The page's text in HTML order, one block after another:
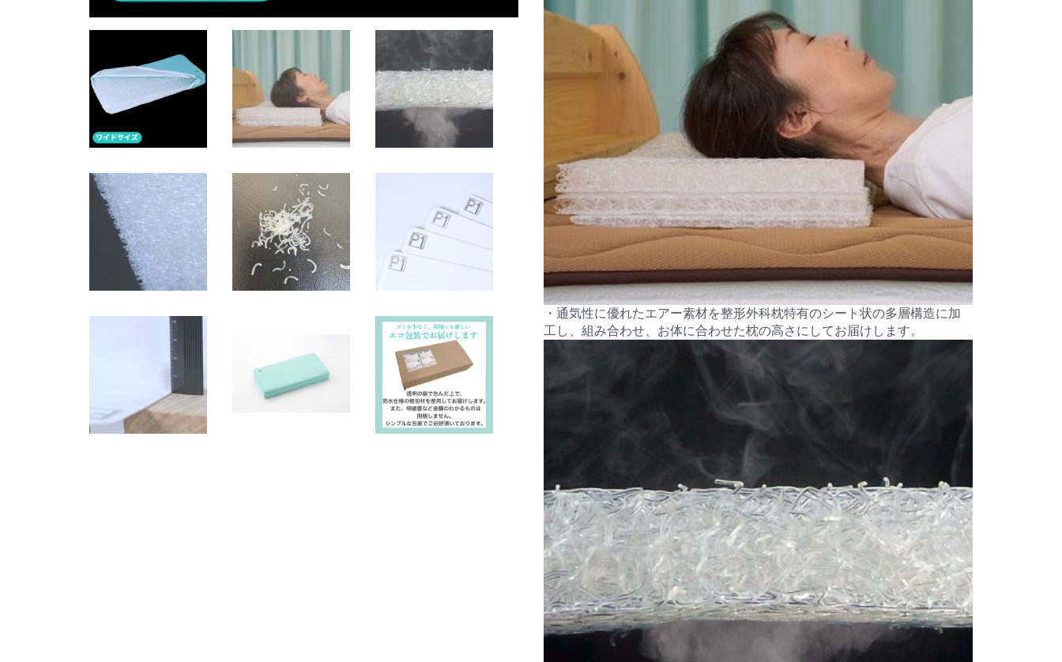
・通気性に優れたエアー素材を整形外科枕特有のシート状の多層構造に加
工し、組み合わせ、お体に合わせた枕の高さにしてお届けします。